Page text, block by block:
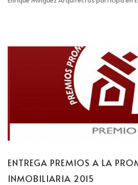
ENTREGA PREMIOS A LA
INMOBILIARIA 2015